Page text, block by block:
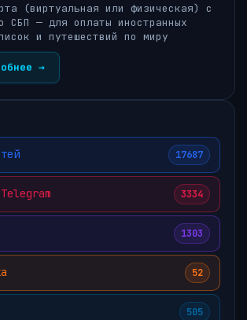
(виртуальная или физическая) с
СБП — для оплаты иностранных
и путешествий по миру
→
17687
3334
1303
52
505